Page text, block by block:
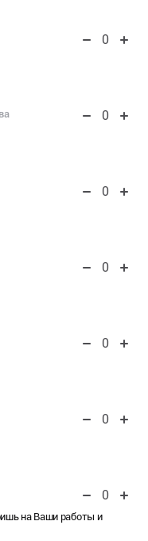
0
0
0
0
0
0
0
на Ваши работы и